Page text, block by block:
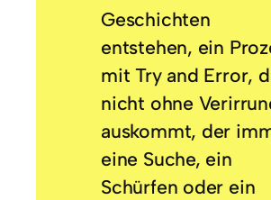
Geschichten
entstehen, ein
mit Try and Error,
nicht ohne
auskommt, der
eine Suche, ein
Schürfen oder ein